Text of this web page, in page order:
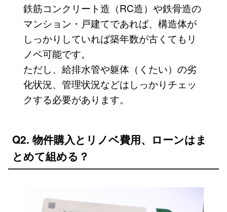
鉄筋コンクリート造（RC造）や鉄骨造の
マンション・戸建てであれば、構造体が
しっかりしていれば築年数が古くてもリ
ノベ可能です。
ただし、給排水管や躯体（くたい）の劣
化状況、管理状況などはしっかりチェッ
クする必要があります。
Q2. 物件購入とリノベ費用、ローンはま
とめて組める？